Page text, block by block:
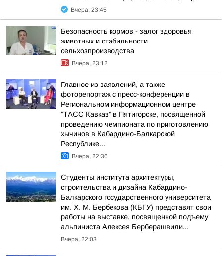
Вчера, 23:45
Безопасность кормов - залог здоровья
животных и стабильности
сельхозпроизводства
Вчера, 23:12
Главное из заявлений, а также
фоторепортаж с пресс-конференции в
Региональном информационном центре
"ТАСС Кавказ" в Пятигорске, посвященной
проведению чемпионата по приготовлению
хычинов в Кабардино-Балкарской
Республике...
Вчера, 22:36
Студенты института архитектуры,
строительства и дизайна Кабардино-
Балкарского государственного университета
им. Х. М. Бербекова (КБГУ) представят свои
работы на выставке, посвященной подъему
альпиниста Алексея Берберашвили...
Вчера, 22:03